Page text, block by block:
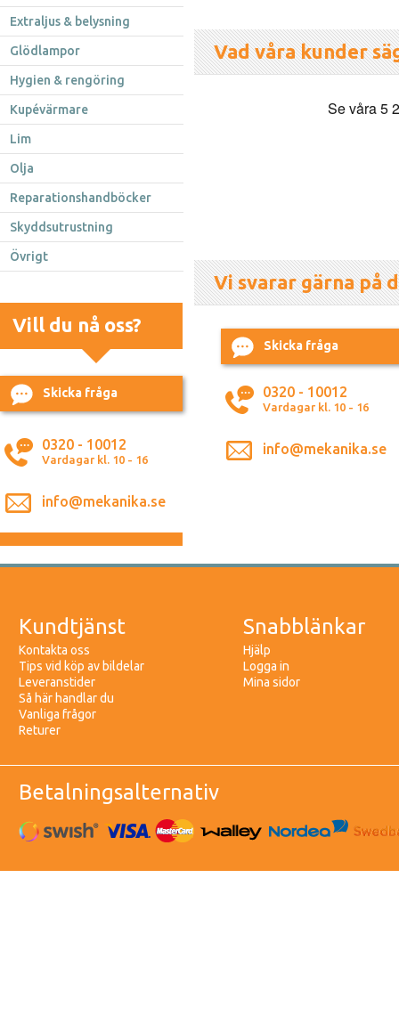
Extraljus & belysning
Glödlampor
Hygien & rengöring
Kupévärmare
Lim
Olja
Reparationshandböcker
Skyddsutrustning
Övrigt
Vill du nå oss?
Skicka fråga
0320 - 10012
Vardagar kl. 10 - 16
info@mekanika.se
Vad våra kunder
Vi svarar gärna på
Skicka fråga
0320 - 10012
Vardagar kl. 10 - 16
info@mekanika.se
Kundtjänst
Kontakta oss
Tips vid köp av bildelar
Leveranstider
Så här handlar du
Vanliga frågor
Returer
Snabblänkar
Hjälp
Logga in
Mina sidor
Betalningsalternativ